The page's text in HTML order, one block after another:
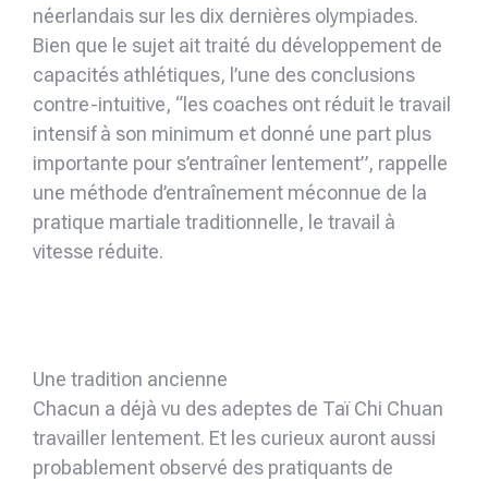
néerlandais sur les dix dernières olympiades.
Bien que le sujet ait traité du développement de
capacités athlétiques, l’une des conclusions
contre-intuitive, “les coaches ont réduit le travail
intensif à son minimum et donné une part plus
importante pour s’entraîner lentement”, rappelle
une méthode d’entraînement méconnue de la
pratique martiale traditionnelle, le travail à
vitesse réduite.
Une tradition ancienne
Chacun a déjà vu des adeptes de Taï Chi Chuan
travailler lentement. Et les curieux auront aussi
probablement observé des pratiquants de